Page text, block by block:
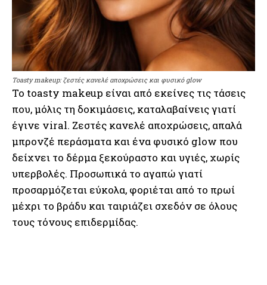
Toasty makeup: ζεστές κανελέ αποχρώσεις και φυσικό glow
Το toasty makeup είναι από εκείνες τις τάσεις
που, μόλις τη δοκιμάσεις, καταλαβαίνεις γιατί
έγινε viral. Ζεστές κανελέ αποχρώσεις, απαλά
μπρονζέ περάσματα και ένα φυσικό glow που
δείχνει το δέρμα ξεκούραστο και υγιές, χωρίς
υπερβολές. Προσωπικά το αγαπώ γιατί
προσαρμόζεται εύκολα, φοριέται από το πρωί
μέχρι το βράδυ και ταιριάζει σχεδόν σε όλους
τους τόνους επιδερμίδας.